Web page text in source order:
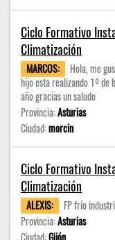
Ciclo Formativo
Climatización
MARCOS:
Hola, me
hijo esta realizando 1º de
año gracias un saludo
Provincia:Asturias
Ciudad:morcin
Ciclo Formativo
Climatización
ALEXIS:
FP frío
Provincia:Asturias